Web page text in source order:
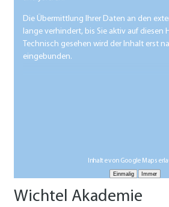
Die Übermittlung Ihrer Daten an den
lange verhindert, bis Sie aktiv auf diesen
Technisch gesehen wird der Inhalt erst
eingebunden.
Inhalte von Google Maps
Wichtel Akademie